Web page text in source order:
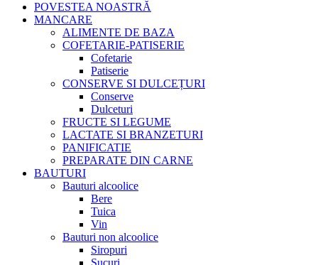
POVESTEA NOASTRĂ
MANCARE
ALIMENTE DE BAZA
COFETARIE-PATISERIE
Cofetarie
Patiserie
CONSERVE SI DULCEȚURI
Conserve
Dulceturi
FRUCTE SI LEGUME
LACTATE SI BRANZETURI
PANIFICATIE
PREPARATE DIN CARNE
BAUTURI
Bauturi alcoolice
Bere
Tuica
Vin
Bauturi non alcoolice
Siropuri
Sucuri